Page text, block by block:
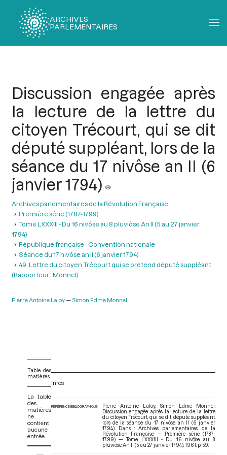
ARCHIVES
PARLEMENTAIRES
Discussion engagée après
la lecture de la lettre du
citoyen Trécourt, qui se dit
député suppléant, lors de la
séance du 17 nivôse an II (6
janvier 1794)
Archives parlementaires de la Révolution Française
Première série (1787-1799)
Tome LXXXIII - Du 16 nivôse au 8 pluviôse An II (5 au 27 janvier
1794)
République française - Convention nationale
Séance du 17 nivôse an II (6 janvier 1794)
49. Lettre du citoyen Trécourt qui se prétend député suppléant
(Rapporteur : Monnel)
Pierre Antoine Laloy Simon Edme Monnel
Table des
matières
La table
des
matières
ne
contient
aucune
entrée.
Infos
RÉFÉRENCE BIBLIOGRAPHIQUE
Pierre Antoine Laloy, Simon Edme Monnel.
Discussion engagée après la lecture de la lettre
du citoyen Trécourt, qui se dit député suppléant,
lors de la séance du 17 nivôse an II (6 janvier
1794). Dans : Archives parlementaires de la
Révolution Française — Première série (1787-
1799) — Tome LXXXIII - Du 16 nivôse au 8
pluviôse An II (5 au 27 janvier 1794). 1961. p. 59.